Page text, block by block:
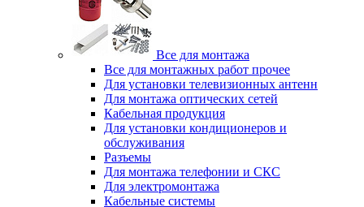
Все для монтажа
Все для монтажных работ прочее
Для установки телевизионных антенн
Для монтажа оптических сетей
Кабельная продукция
Для установки кондиционеров и
обслуживания
Разъемы
Для монтажа телефонии и СКС
Для электромонтажа
Кабельные системы